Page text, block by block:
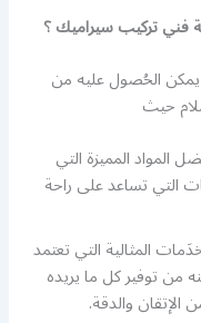
فني تركيب سيراميك ؟
يمكن الحُصول عليه من
حيث
المميزة التي
التي تساعد على راحة
المثالية التي تعتمد
من توفير كل ما يريده
والدقة.